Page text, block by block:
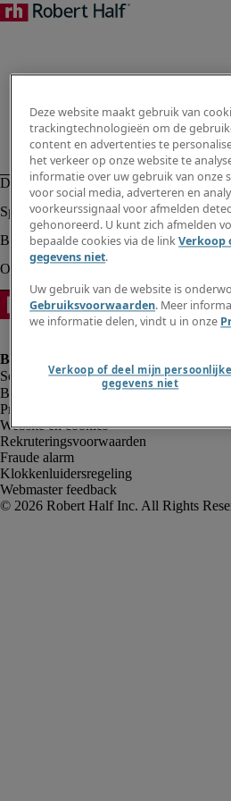
Bedrijfsinformatie
Privacyverklaring
Website en cookies
Rekruteringsvoorwaarden
Fraude alarm
Klokkenluidersregeling
Webmaster feedback
Deze website maakt gebruik van
trackingtechnologieën om de
content en advertenties te
het verkeer op onze website te
informatie over uw gebruik van onze
voor social media, adverteren en
voorkeurssignaal voor afmelden
gehonoreerd. U kunt zich afmelden
bepaalde cookies via de linkVerkoop
gegevens niet.
Uw gebruik van de website is
Gebruiksvoorwaarden. Meer
we informatie delen, vindt u in onze
Verkoop of deel mijn persoonlijke
gegevens niet